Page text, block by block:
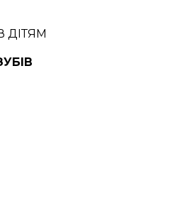
ДІТЯМ